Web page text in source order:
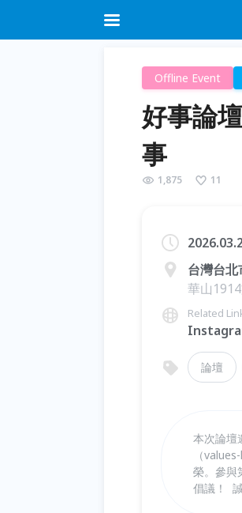
Offline Event
好事論
事
1,875 11
台灣台
華山
Related
論壇
本次論壇
（
榮。參與
倡議！